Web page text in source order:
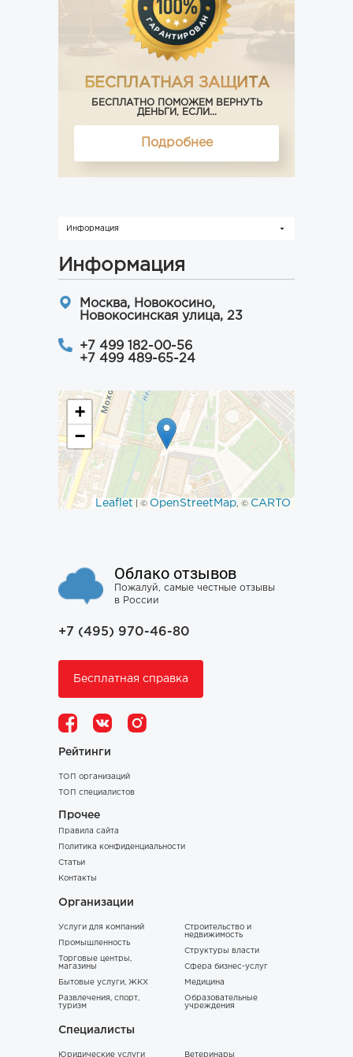
БЕСПЛАТНАЯ ЗАЩИТА
БЕСПЛАТНО ПОМОЖЕМ ВЕРНУТЬ
ДЕНЬГИ, ЕСЛИ...
Подробнее
Информация
Информация
Москва, Новокосино,
Новокосинская улица, 23
+7 499 182-00-56
+7 499 489-65-24
+
−
Leaflet | © OpenStreetMap, © CARTO
Облако отзывов
Пожалуй, самые честные отзывы
в России
+7 (495) 970-46-80
Бесплатная справка
Рейтинги
ТОП организаций
ТОП специалистов
Прочее
Правила сайта
Политика конфиденциальности
Статьи
Контакты
Организации
Услуги для компаний
Промышленность
Торговые центры,
магазины
Бытовые услуги, ЖКХ
Развлечения, спорт,
туризм
Строительство и
недвижимость
Структуры власти
Сфера бизнес-услуг
Медицина
Образовательные
учреждения
Специалисты
Юридические услуги Ветеринары